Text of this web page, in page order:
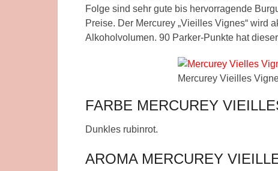
Folge sind sehr gute bis hervorragende
Preise. Der Mercurey „Vieilles Vignes“ wird
Alkoholvolumen. 90 Parker-Punkte hat
Mercurey Vieilles
FARBE MERCUREY
Dunkles rubinrot.
AROMA MERCUREY